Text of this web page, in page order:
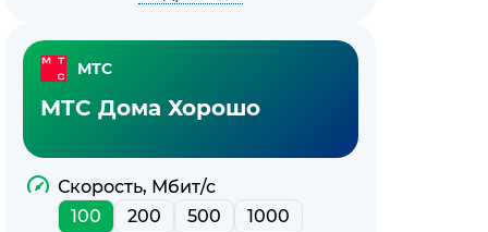
МТС
МТС Дома Хорошо
Скорость, Мбит/с
100
200 500 1000